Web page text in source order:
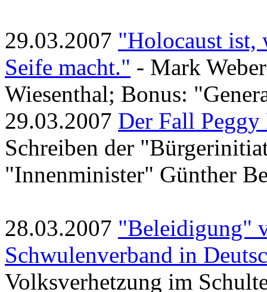
29.03.2007 "Holocaust ist,
Seife macht." - Mark
Wiesenthal; Bonus:
29.03.2007 Der Fall
Schreiben der
"Innenminister" Günther
28.03.2007 "Beleidigung"
Schwulenverband in
Volksverhetzung im